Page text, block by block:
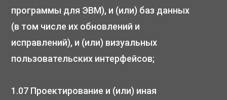
программы для ЭВМ), и (или) баз данных
(в том числе их обновлений и
исправлений), и (или) визуальных
пользовательских интерфейсов;
1.07 Проектирование и (или) иная